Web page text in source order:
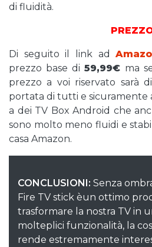
di fluidità.
Di seguito il link ad
prezzo base di 59,99€ ma
prezzo a voi riservato sarà
portata di tutti e sicuramente
a dei TV Box Android che
sono molto meno fluidi e
casa Amazon.
CONCLUSIONI: Senza
Fire TV stick èun ottimo
trasformare la nostra TV in
molteplici funzionalità, la
rende estremamente